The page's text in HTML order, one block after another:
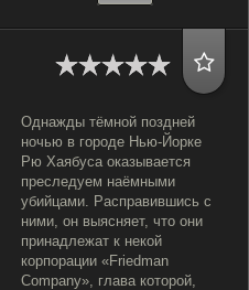
Однажды тёмной поздней
ночью в городе Нью-Йорке
Рю Хаябуса оказывается
преследуем наёмными
убийцами. Расправившись с
ними, он выясняет, что они
принадлежат к некой
корпорации «Friedman
Company», глава которой,